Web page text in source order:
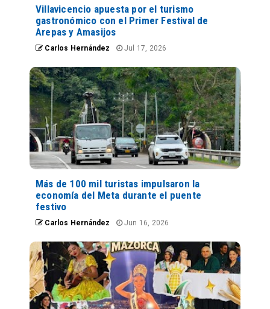
Villavicencio apuesta por el turismo
gastronómico con el Primer Festival de
Arepas y Amasijos
Carlos Hernández Jul 17, 2026
Más de 100 mil turistas impulsaron la
economía del Meta durante el puente
festivo
Carlos Hernández Jun 16, 2026